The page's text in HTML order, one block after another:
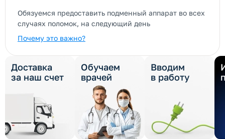
Обязуемся предоставить подменный аппарат во всех
случаях поломок, на следующий день
Почему это важно?
Доставка
за наш счет
Обучаем
врачей
Вводим
в работу